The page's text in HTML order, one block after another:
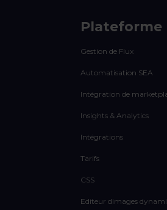
Plateforme
Gestion de Flux
Automatisation SEA
Intégration de
Insights & Analytics
Intégrations
Tarifs
CSS
Editeur dimages